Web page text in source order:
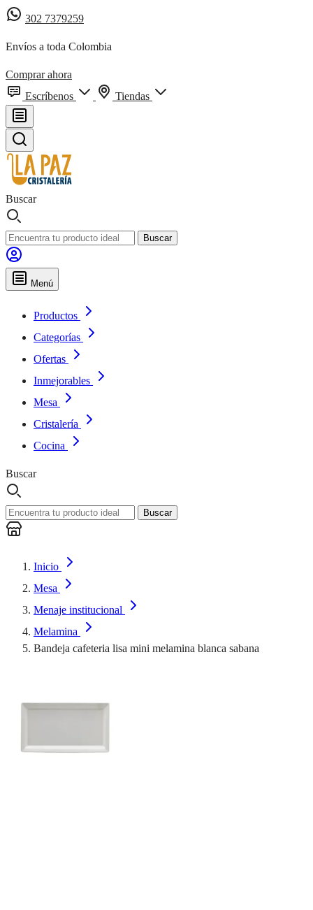
302 7379259
Envíos a toda Colombia
Comprar ahora
Escríbenos
Tiendas
Buscar
Buscar
Menú
Productos
Categorías
Ofertas
Inmejorables
Mesa
Cristalería
Cocina
Buscar
Buscar
Inicio
Mesa
Menaje institucional
Melamina
Bandeja cafeteria lisa mini melamina blanca sabana